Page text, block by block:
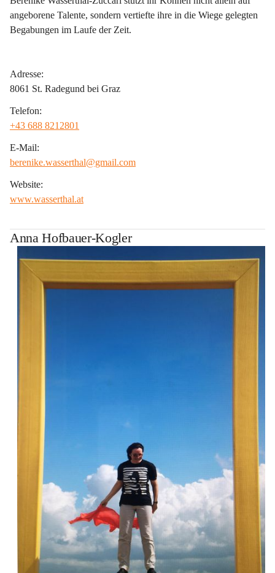
angeborene Talente, sondern vertiefte ihre in die Wiege gelegten
Begabungen im Laufe der Zeit.
Adresse:
8061 St. Radegund bei Graz
Telefon:
+43 688 8212801
E-Mail:
berenike.wasserthal@gmail.com
Website:
www.wasserthal.at
Anna Hofbauer-Kogler